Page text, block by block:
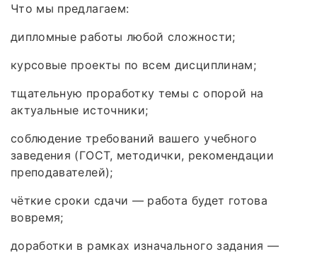
Что мы предлагаем:
дипломные работы любой сложности;
курсовые проекты по всем дисциплинам;
тщательную проработку темы с опорой на
актуальные источники;
соблюдение требований вашего учебного
заведения (ГОСТ, методички, рекомендации
преподавателей);
чёткие сроки сдачи — работа будет готова
вовремя;
доработки в рамках изначального задания —